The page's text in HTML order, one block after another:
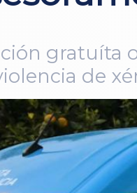
gratuíta
de